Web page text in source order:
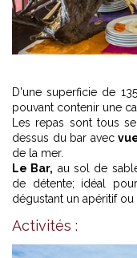
D'une superficie de
pouvant contenir une
Les repas sont tous
dessus du bar avec
de la mer.
Le Bar, au sol de
de détente; idéal
dégustant un apéritif
Activités :